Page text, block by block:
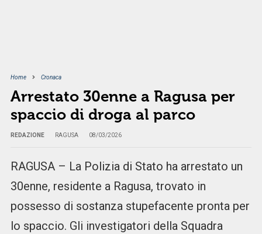
Home Cronaca
Arrestato 30enne a Ragusa per
spaccio di droga al parco
REDAZIONE RAGUSA 08/03/2026
RAGUSA – La Polizia di Stato ha arrestato un
30enne, residente a Ragusa, trovato in
possesso di sostanza stupefacente pronta per
lo spaccio. Gli investigatori della Squadra